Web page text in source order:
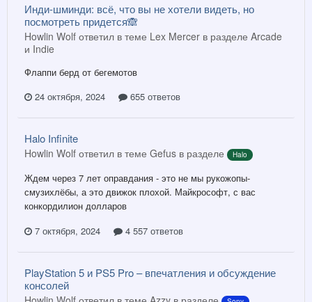
Инди-шминди: всё, что вы не хотели видеть, но
посмотреть придется🙈
Howlin Wolf ответил в теме Lex Mercer в разделе Arcade
и Indie
Флаппи берд от бегемотов
24 октября, 2024
655 ответов
Halo Infinite
Howlin Wolf ответил в теме Gefus в разделе Halo
Ждем через 7 лет оправдания - это не мы рукожопы-
смузихлёбы, а это движок плохой. Майкрософт, с вас
конкордилион долларов
7 октября, 2024
4 557 ответов
PlayStation 5 и PS5 Pro – впечатления и обсуждение
консолей